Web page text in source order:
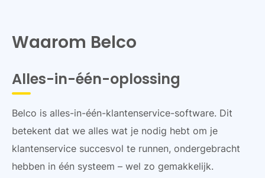
Waarom Belco
Alles-in-één-oplossing
Belco is alles-in-één-klantenservice-software. Dit
betekent dat we alles wat je nodig hebt om je
klantenservice succesvol te runnen, ondergebracht
hebben in één systeem – wel zo gemakkelijk.